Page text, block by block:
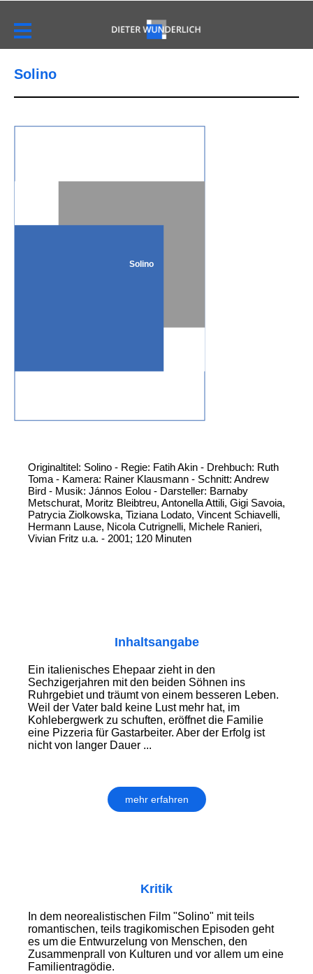
Solino
Solino
Originaltitel: Solino - Regie: Fatih Akin - Drehbuch: Ruth
Toma - Kamera: Rainer Klausmann - Schnitt: Andrew
Bird - Musik: Jánnos Eolou - Darsteller: Barnaby
Metschurat, Moritz Bleibtreu, Antonella Attili, Gigi Savoia,
Patrycia Ziolkowska, Tiziana Lodato, Vincent Schiavelli,
Hermann Lause, Nicola Cutrignelli, Michele Ranieri,
Vivian Fritz u.a. - 2001; 120 Minuten
Inhaltsangabe
Ein italienisches Ehepaar zieht in den
Sechzigerjahren mit den beiden Söhnen ins
Ruhrgebiet und träumt von einem besseren Leben.
Weil der Vater bald keine Lust mehr hat, im
Kohlebergwerk zu schuften, eröffnet die Familie
eine Pizzeria für Gastarbeiter. Aber der Erfolg ist
nicht von langer Dauer ...
mehr erfahren
Kritik
In dem neorealistischen Film "Solino" mit teils
romantischen, teils tragikomischen Episoden geht
es um die Entwurzelung von Menschen, den
Zusammenprall von Kulturen und vor allem um eine
Familientragödie.